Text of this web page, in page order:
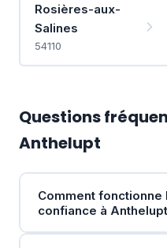
Rosières-aux-
Salines
54110
Questions
Anthelupt
Comment
confiance à